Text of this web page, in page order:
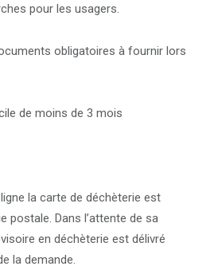
pour les usagers.
obligatoires à fournir lors
de moins de 3 mois
la carte de déchèterie est
postale. Dans l’attente de sa
en déchèterie est délivré
la demande.